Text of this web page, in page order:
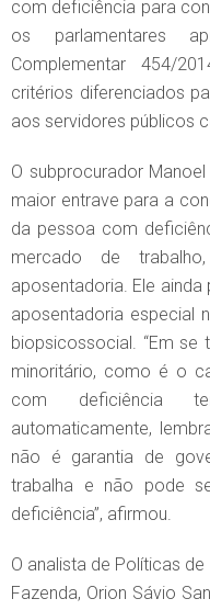
com deficiência para
os parlamentares
Complementar 454/
critérios diferenciados
aos servidores públicos
O subprocurador
maior entrave para a
da pessoa com
mercado de
aposentadoria. Ele
aposentadoria especial
biopsicossocial. “Em
minoritário, como é o
com deficiência
automaticamente,
não é garantia de
trabalha e não pode
deficiência”, afirmou.
O analista de Políticas
Fazenda, Orion Sávio